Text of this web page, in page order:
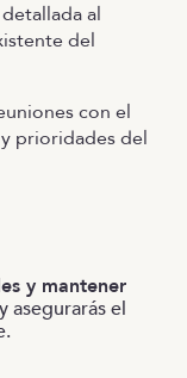
al
del
con el
prioridades del
y mantener
asegurarás el